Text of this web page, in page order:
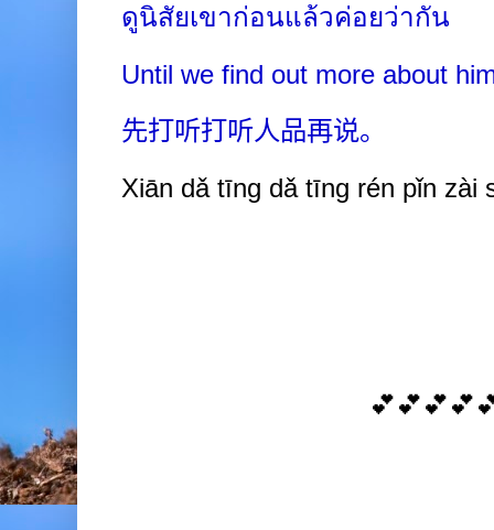
ดูนิสัยเขาก่อนแล้วค่อยว่ากัน
Until we find out more about
先打听打听人品再说。
Xiān dǎ tīng dǎ tīng rén pǐn zài